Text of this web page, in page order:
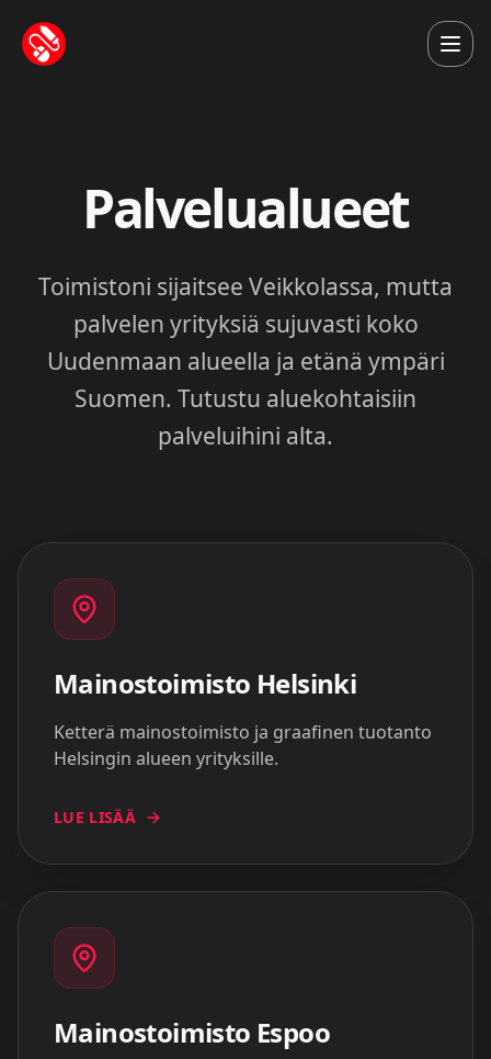
Palvelualueet
Toimistoni sijaitsee Veikkolassa, mutta
palvelen yrityksiä sujuvasti koko
Uudenmaan alueella ja etänä ympäri
Suomen. Tutustu aluekohtaisiin
palveluihini alta.
Mainostoimisto Helsinki
Ketterä mainostoimisto ja graafinen tuotanto
Helsingin alueen yrityksille.
LUE LISÄÄ
Mainostoimisto Espoo